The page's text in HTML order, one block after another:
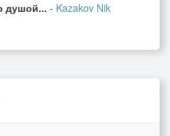
душой... - Kazakov Nik